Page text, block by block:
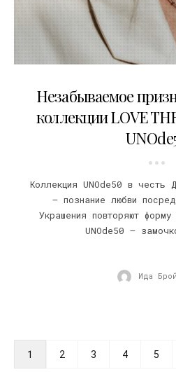
Незабываемое
коллекции LOVE
Коллекция UNOde50 в честь
– познание любви
Украшения повторяют
UNOde50 –
Ида
1 2 3 4 5